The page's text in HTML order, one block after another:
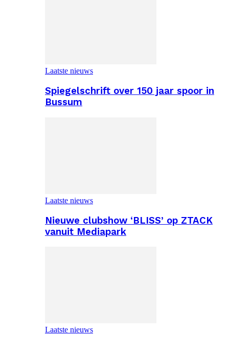
Laatste nieuws
Spiegelschrift over 150 jaar spoor in
Bussum
Laatste nieuws
Nieuwe clubshow ‘BLISS’ op ZTACK
vanuit Mediapark
Laatste nieuws